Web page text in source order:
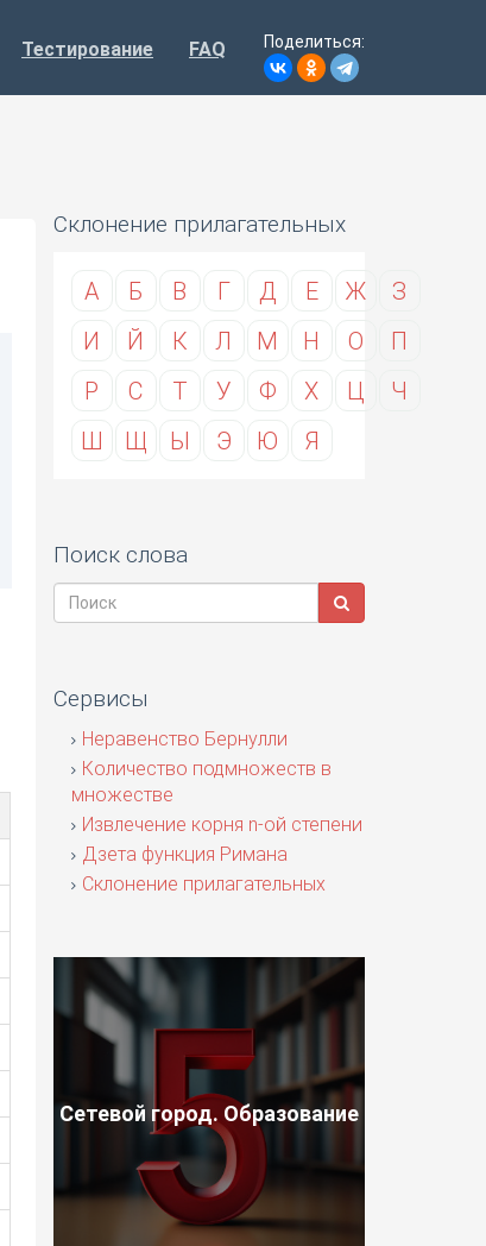
Тестирование FAQ Поделиться:
Склонение прилагательных
А Б В Г Д Е Ж
З
И
Й К Л М Н О
П
Р
С Т У Ф Х Ц
Ч
Ш
Щ Ы Э Ю Я
Поиск слова
Сервисы
Неравенство Бернулли
Количество подмножеств в
множестве
Извлечение корня n-ой степени
Дзета функция Римана
Склонение прилагательных
Сетевой город. Образование